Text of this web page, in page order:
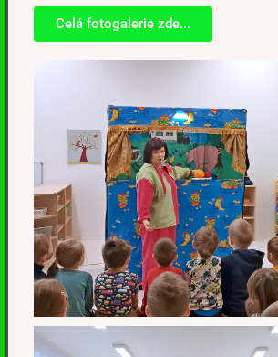
Celá fotogalerie zde...